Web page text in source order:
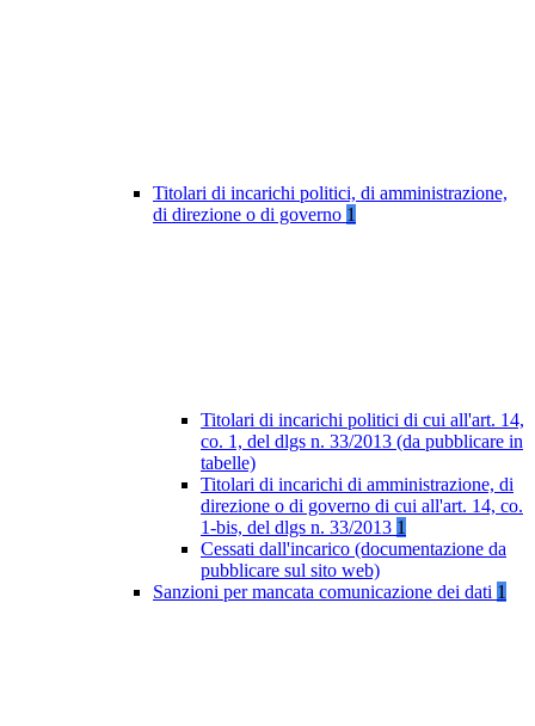
Titolari di incarichi politici, di amministrazione,
di direzione o di governo 1
Titolari di incarichi politici di cui all'art. 14,
co. 1, del dlgs n. 33/2013 (da pubblicare in
tabelle)
Titolari di incarichi di amministrazione, di
direzione o di governo di cui all'art. 14, co.
1-bis, del dlgs n. 33/2013 1
Cessati dall'incarico (documentazione da
pubblicare sul sito web)
Sanzioni per mancata comunicazione dei dati 1